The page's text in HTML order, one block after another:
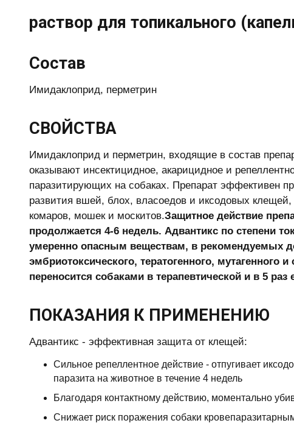
раствор для топикального
Состав
Имидаклоприд, перметрин
СВОЙСТВА
Имидаклоприд и перметрин, входящие в состав
оказывают инсектицидное, акарицидное и
паразитирующих на собаках. Препарат эффективен
развития вшей, блох, власоедов и иксодовых
комаров, мошек и москитов.Защитное действие
продолжается 4-6 недель. Адвантикс по степени
умеренно опасным веществам, в рекомендуемых
эмбриотоксического, тератогенного,
переносится собаками в терапевтической и в 5
ПОКАЗАНИЯ К ПРИМЕНЕНИЮ
Адвантикс - эффективная защита от клещей:
Сильное репеллентное действие - отпугивает
паразита на животное в течение 4 недель
Благодаря контактному действию, моментально
Снижает риск поражения собаки